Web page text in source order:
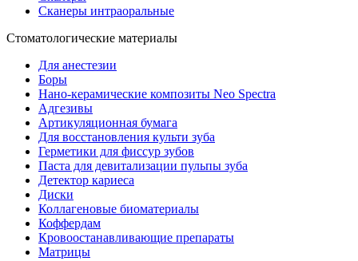
Сканеры интраоральные
Стоматологические материалы
Для анестезии
Боры
Нано-керамические композиты Neo Spectra
Адгезивы
Артикуляционная бумага
Для восстановления культи зуба
Герметики для фиссур зубов
Паста для девитализации пульпы зуба
Детектор кариеса
Диски
Коллагеновые биоматериалы
Коффердам
Кровоостанавливающие препараты
Матрицы